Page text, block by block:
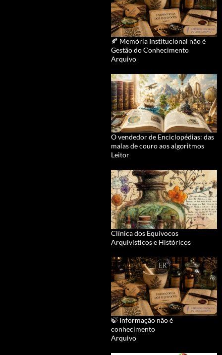
🍂 Memória Institucional não é
Gestão do Conhecimento
Arquivo
O vendedor de Enciclopédias: das
malas de couro aos algoritmos
Leitor
Clínica dos Equívocos
Arquivísticos e Históricos
🍃 Informação não é
conhecimento
Arquivo